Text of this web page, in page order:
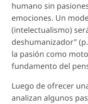
humano sin
emociones. Un
(intelectualismo)
deshumanizador”
la pasión como
fundamento del
Luego de ofrecer
analizan algunos